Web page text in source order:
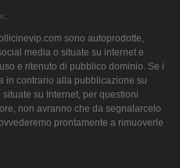
sono autoprodotte,
media o situate su internet e
e ritenuto di pubblico dominio. Se i
in contrario alla pubblicazione su
su Internet, per questioni
non avranno che da segnalarcelo
prontamente a rimuoverle